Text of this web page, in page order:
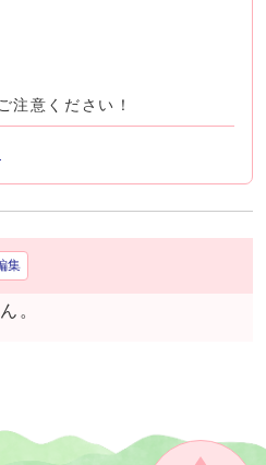
注意ください！
集
。